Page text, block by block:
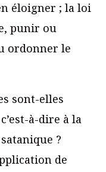
éloigner ; la loi
punir ou
ordonner le
sont-elles
à-dire à la
?
de